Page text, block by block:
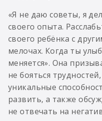
«Я не даю советы, я
своего опыта.
своего ребёнка с
мелочах. Когда ты
меняется». Она
не бояться
уникальные
развить, а также
не отвечать на